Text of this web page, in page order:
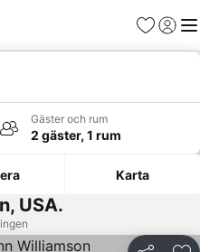
Favoriter
Logga
Gäster och rum
2 gäster, 1 rum
Karta
USA.